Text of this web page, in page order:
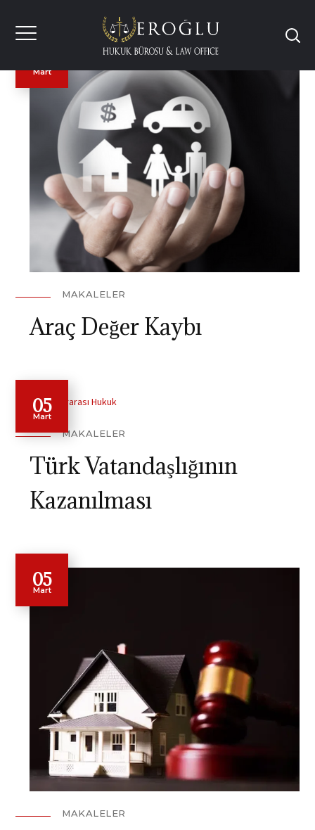
Mart
MAKALELER
Araç Değer Kaybı
05
Mart
MAKALELER
Türk Vatandaşlığının
Kazanılması
05
Mart
MAKALELER